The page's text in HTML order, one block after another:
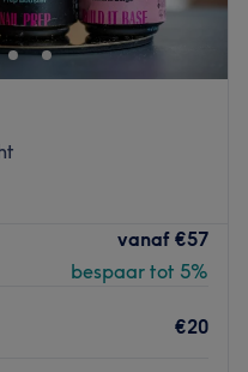
nailart, helemaal
je geniet van een
ontspannen en je laten
op onze tv. Bij
en een vleugje
in de watten te laten
vanaf €57
bespaar tot 5%
€20